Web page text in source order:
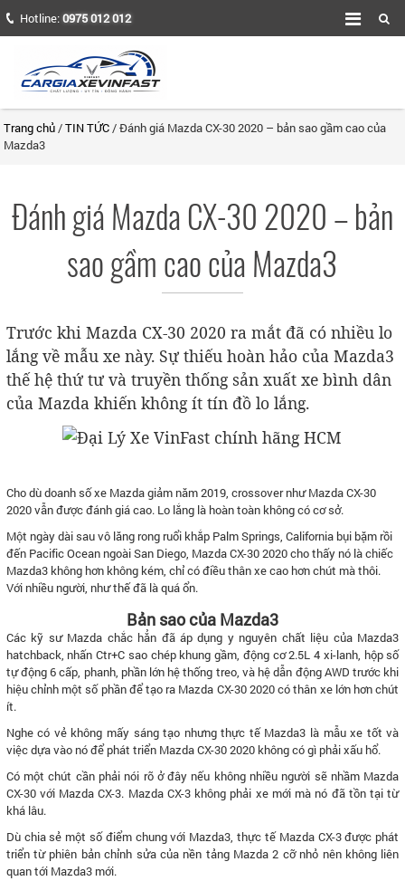
Hotline:0975 012 012
Trang chủ/TIN TỨC/ Đánh giá Mazda CX-30 2020 – bản sao gầm cao của
Mazda3
Đánh giá Mazda CX-30 2020 – bản
sao gầm cao của Mazda3
Trước khi Mazda CX-30 2020 ra mắt đã có nhiều lo
lắng về mẫu xe này. Sự thiếu hoàn hảo của Mazda3
thế hệ thứ tư và truyền thống sản xuất xe bình dân
của Mazda khiến không ít tín đồ lo lắng.
Cho dù doanh số xe Mazda giảm năm 2019, crossover như Mazda CX-30
2020 vẫn được đánh giá cao. Lo lắng là hoàn toàn không có cơ sở.
Một ngày dài sau vô lăng rong ruổi khắp Palm Springs, California bụi bặm rồi
đến Pacific Ocean ngoài San Diego, Mazda CX-30 2020 cho thấy nó là chiếc
Mazda3 không hơn không kém, chỉ có điều thân xe cao hơn chút mà thôi.
Với nhiều người, như thế đã là quá ổn.
Bản sao của Mazda3
Các kỹ sư Mazda chắc hẳn đã áp dụng y nguyên chất liệu của Mazda3
hatchback, nhấn Ctr+C sao chép khung gầm, động cơ 2.5L 4 xi-lanh, hộp số
tự động 6 cấp, phanh, phần lớn hệ thống treo, và hệ dẫn động AWD trước khi
hiệu chỉnh một số phần để tạo ra Mazda CX-30 2020 có thân xe lớn hơn chút
ít.
Nghe có vẻ không mấy sáng tạo nhưng thực tế Mazda3 là mẫu xe tốt và
việc dựa vào nó để phát triển Mazda CX-30 2020 không có gì phải xấu hổ.
Có một chút cần phải nói rõ ở đây nếu không nhiều người sẽ nhầm Mazda
CX-30 với Mazda CX-3. Mazda CX-3 không phải xe mới mà nó đã tồn tại từ
khá lâu.
Dù chia sẻ một số điểm chung với Mazda3, thực tế Mazda CX-3 được phát
triển từ phiên bản chỉnh sửa của nền tảng Mazda 2 cỡ nhỏ nên không liên
quan tới Mazda3 mới.